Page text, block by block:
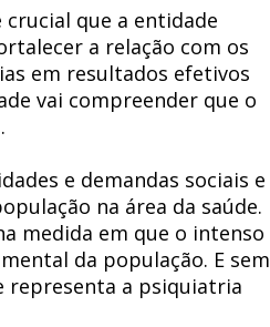
crucial que a entidade
a relação com os
em resultados efetivos
vai compreender que o
e demandas sociais e
na área da saúde.
medida em que o intenso
da população. E sem
representa a psiquiatria